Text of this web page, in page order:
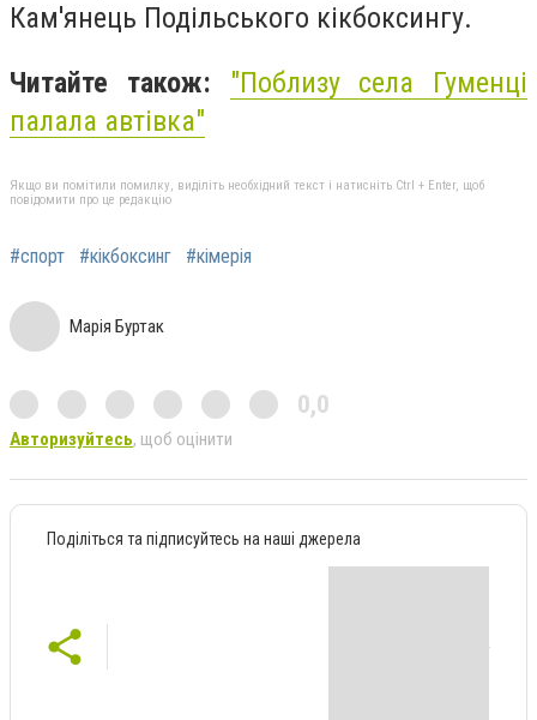
Кам'янець Подільського кікбоксингу.
Читайте також: "Поблизу села Гуменці
палала автівка"
Якщо ви помітили помилку, виділіть необхідний текст і натисніть Ctrl + Enter, щоб
повідомити про це редакцію
#спорт #кікбоксинг #кімерія
Марія Буртак
0,0
Авторизуйтесь, щоб оцінити
Поділіться та підписуйтесь на наші джерела